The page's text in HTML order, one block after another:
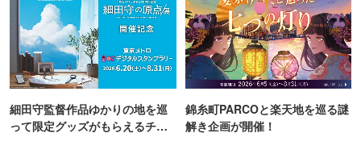
細田守監督作品ゆかりの地を巡
って限定グッズがもらえるチャ
錦糸町PARCOと楽天地を巡る謎
解き企画が開催！